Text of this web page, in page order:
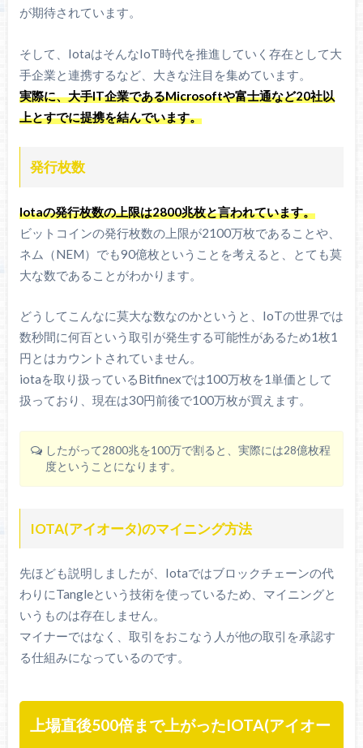
が期待されています。
そして、IotaはそんなIoT時代を推進していく存在として大
手企業と連携するなど、大きな注目を集めています。
実際に、大手IT企業であるMicrosoftや富士通など20社以
上とすでに提携を結んでいます。
発行枚数
Iotaの発行枚数の上限は2800兆枚と言われています。
ビットコインの発行枚数の上限が2100万枚であることや、
ネム（NEM）でも90億枚ということを考えると、とても莫
大な数であることがわかります。
どうしてこんなに莫大な数なのかというと、IoTの世界では
数秒間に何百という取引が発生する可能性があるため1枚1
円とはカウントされていません。
iotaを取り扱っているBitfinexでは100万枚を1単価として
扱っており、現在は30円前後で100万枚が買えます。
したがって2800兆を100万で割ると、実際には28億枚程
度ということになります。
IOTA(アイオータ)のマイニング方法
先ほども説明しましたが、Iotaではブロックチェーンの代
わりにTangleという技術を使っているため、マイニングと
いうものは存在しません。
マイナーではなく、取引をおこなう人が他の取引を承認す
る仕組みになっているのです。
上場直後500倍まで上がったIOTA(アイオー